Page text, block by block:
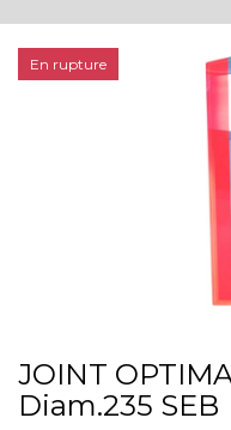
En rupture
JOINT
Diam.235 SEB